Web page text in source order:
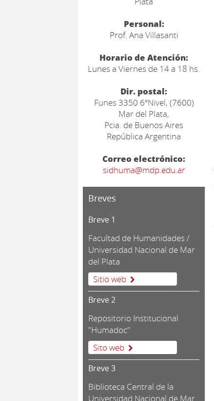
Personal:
Prof. Ana Villasanti
Horario de Atención:
Lunes a Viernes de 14 a 18 hs.
Dir. postal:
Funes 3350 6ºNivel, (7600)
Mar del Plata,
Pcia. de Buenos Aires
República Argentina
Correo electrónico:
sidhuma@mdp.edu.ar
Breves
Breve 1
Facultad de Humanidades /
Universidad Nacional de Mar
del Plata
Sitio web
Breve 2
Repositorio Institucional
"Humadoc"
Sito web
Breve 3
Biblioteca Central de la
Universidad Nacional de Mar